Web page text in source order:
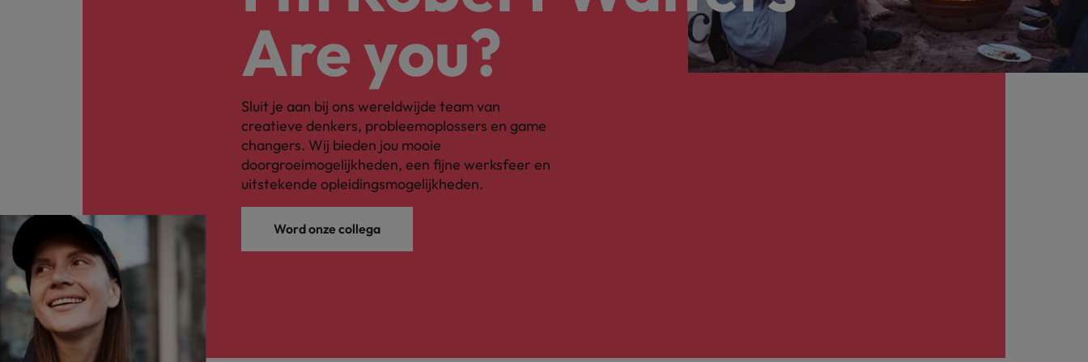
Are you?
Sluit je aan bij ons wereldwijde team van
creatieve denkers, probleemoplossers en game
changers. Wij bieden jou mooie
doorgroeimogelijkheden, een fijne werksfeer en
uitstekende opleidingsmogelijkheden.
Word onze collega